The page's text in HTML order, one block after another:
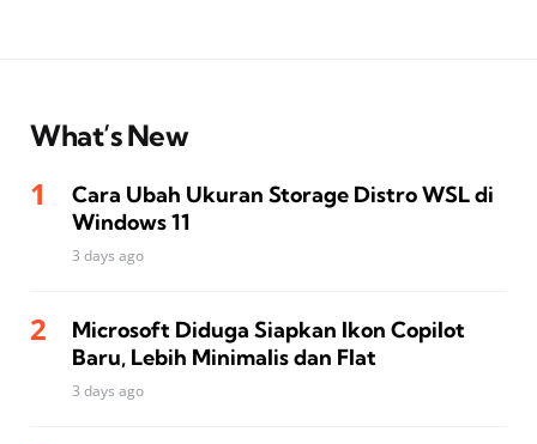
What’s New
Cara Ubah Ukuran Storage Distro WSL di
Windows 11
3 days ago
Microsoft Diduga Siapkan Ikon Copilot
Baru, Lebih Minimalis dan Flat
3 days ago